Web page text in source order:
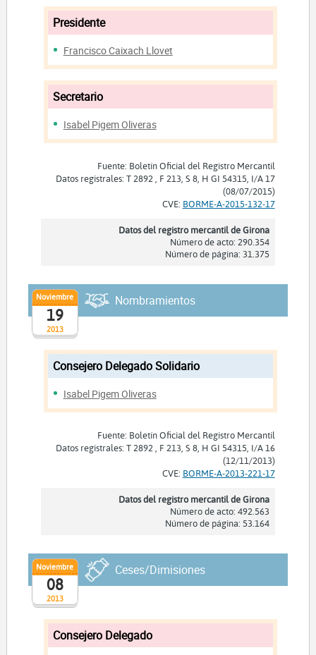
Presidente
Francisco Caixach Llovet
Secretario
Isabel Pigem Oliveras
Fuente: Boletín Oficial del Registro Mercantil
Datos registrales: T 2892 , F 213, S 8, H GI 54315, I/A 17
(08/07/2015)
CVE: BORME-A-2015-132-17
Datos del registro mercantil de Girona
Número de acto: 290.354
Número de página: 31.375
2013
Noviembre
19
Nombramientos
Consejero Delegado Solidario
Isabel Pigem Oliveras
Fuente: Boletín Oficial del Registro Mercantil
Datos registrales: T 2892 , F 213, S 8, H GI 54315, I/A 16
(12/11/2013)
CVE: BORME-A-2013-221-17
Datos del registro mercantil de Girona
Número de acto: 492.563
Número de página: 53.164
2013
Noviembre
08
Ceses/Dimisiones
Consejero Delegado